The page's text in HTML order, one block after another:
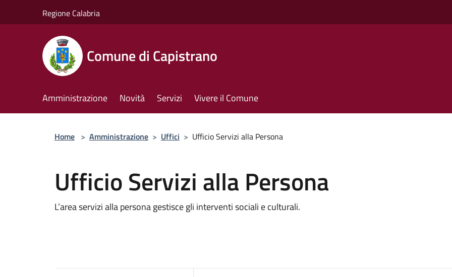
Regione Calabria
Comune di Capistrano
Amministrazione Novità Servizi Vivere il Comune
Home > Amministrazione > Uffici > Ufficio Servizi alla Persona
Ufficio Servizi alla Persona
L’area servizi alla persona gestisce gli interventi sociali e culturali.